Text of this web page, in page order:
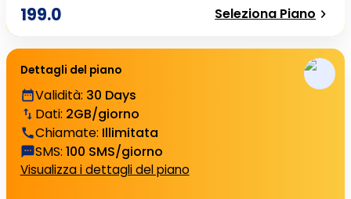
199.0 Seleziona Piano
Dettagli del piano
Validità: 30 Days
Dati: 2GB/giorno
Chiamate: Illimitata
SMS: 100 SMS/giorno
Visualizza i dettagli del piano